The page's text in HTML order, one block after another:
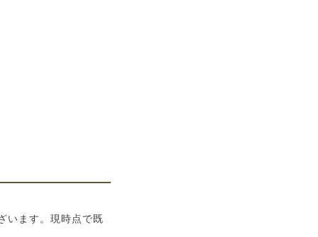
います。現時点で既